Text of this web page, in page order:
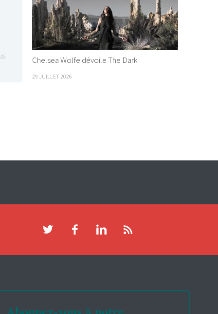
Chelsea Wolfe dévoile The Dark
29 JUILLET 2026